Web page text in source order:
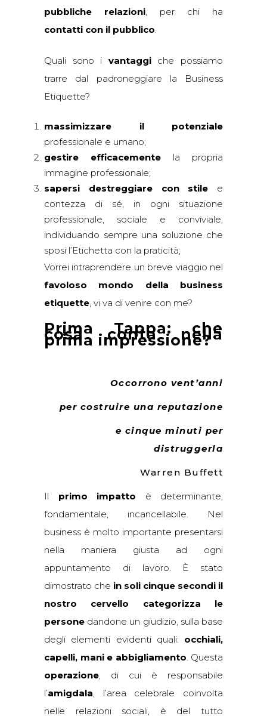
pubbliche relazioni, per chi ha
contatti con il pubblico.
Quali sono i vantaggiche possiamo
trarre dal padroneggiare la Business
Etiquette?
massimizzare il potenziale
professionale e umano;
gestire efficacemente la propria
immagine professionale;
sapersi destreggiare con stile e
contezza di sé, in ogni situazione
professionale, sociale e conviviale,
individuando sempre una soluzione che
sposi l’Etichetta con la praticità;
Vorrei intraprendere un breve viaggio nel
favoloso mondo della business
etiquette, vi va di venire con me?
Prima Tappa: che
cosa conta nella
prima impressione?
Occorrono vent’anni
per costruire una reputazione
e cinque minuti per
distruggerla
Warren Buffett
Il primo impatto è determinante,
fondamentale, incancellabile. Nel
business è molto importante presentarsi
nella maniera giusta ad ogni
appuntamento di lavoro. È stato
dimostrato che in soli cinque secondi il
nostro cervello categorizza le
persone dandone un giudizio, sulla base
degli elementi evidenti quali: occhiali,
capelli, mani e abbigliamento. Questa
operazione, di cui è responsabile
l’amigdala, l’area celebrale coinvolta
nelle relazioni sociali, è del tutto